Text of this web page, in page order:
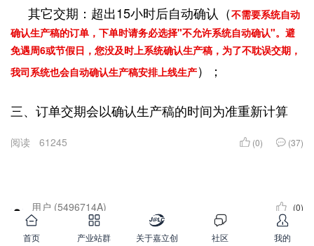
其它交期：超出15小时后自动确认（不需要系统自动
确认生产稿的订单，下单时请务必选择"不允许系统自动确认"。避
免遇周6或节假日，您没及时上系统确认生产稿，为了不耽误交期，
我司系统也会自动确认生产稿安排上线生产）；
三、订单交期会以确认生产稿的时间为准重新计算
阅读 61245 (0) (37)
用户 (5496714A) (0)
按正常
首页 产业站群 关于嘉立创 社区 我的